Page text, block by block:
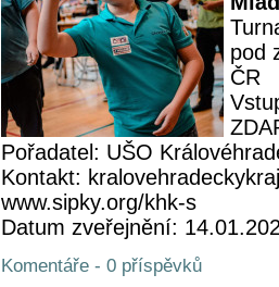
pod
ČR
Pořadatel: UŠO
Kontakt:
www.sipky.org/khk-s
Datum zveřejnění:
Komentáře - 0 příspěvků